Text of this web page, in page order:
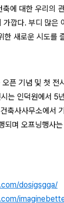
축에 대한 우리의
깝다. 부디 많은
한 새로운 시도를
픈 기념 및 첫 전
는 인덕원에서 5
축사사무소에서
며 오프닝행사
dosigsgga/